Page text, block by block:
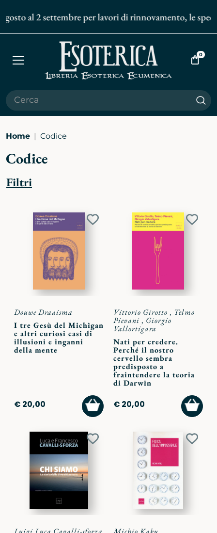
al 2 settembre per lavori di rinnovamento, le
Apri
Vai
0
Home Codice
Codice
Filtri
Aggiungi
Douwe Draaisma
I tre Gesù del Michigan
e altri curiosi casi di
illusioni e inganni
della mente
€ 20,00
AGGIUNGI
AL
CARRELLO
Vittorio Girotto , Telmo
Pievani , Giorgio
Vallortigara
Nati per credere.
Perché il nostro
cervello sembra
predisposto a
fraintendere la teoria
di Darwin
€ 20,00
AL
Aggiungi